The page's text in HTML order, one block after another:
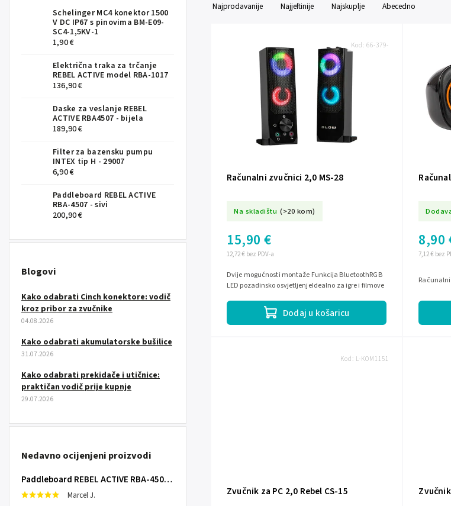
Schelinger MC4 konektor 1500
V DC IP67 s pinovima BM-E09-
SC4-1,5KV-1
1,90 €
Električna traka za trčanje
REBEL ACTIVE model RBA-1017
136,90 €
Daske za veslanje REBEL
ACTIVE RBA4507 - bijela
189,90 €
Filter za bazensku pumpu
INTEX tip H - 29007
6,90 €
Paddleboard REBEL ACTIVE
RBA-4507 - sivi
200,90 €
Blogovi
Kako odabrati Cinch konektore: vodič
kroz pribor za zvučnike
04.08.2026
Kako odabrati akumulatorske bušilice
31.07.2026
Kako odabrati prekidače i utičnice:
praktičan vodič prije kupnje
29.07.2026
Nedavno ocijenjeni proizvodi
Paddleboard REBEL ACTIVE RBA-4507 - narančasti
Marcel J.
Najprodavanije Najjeftinije Najskuplje Abecedno
Računalni zvučnici 2,0 MS-28
Na skladištu (>20 kom)
12,72 € bez PDV-a
15,90 €
Dodaj u košaricu
Dvije mogućnosti montaže Funkcija BluetoothRGB
LED pozadinsko osvjetljenjeIdealno za igre i filmove
Kod:66-379-
7,12 € bez
8,90
Zvučnik za PC 2,0 Rebel CS-15
Kod: L-KOM1151